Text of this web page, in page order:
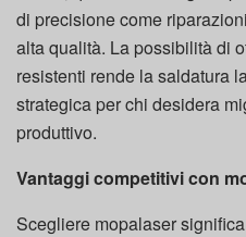
di precisione come
alta qualità. La possibilità di
resistenti rende la saldatura
strategica per chi desidera
produttivo.
Vantaggi competitivi con
Scegliere mopalaser